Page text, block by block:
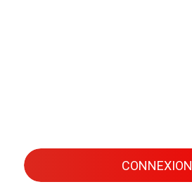
CONNEXION